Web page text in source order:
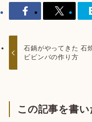
石鍋がやってきた 石
ビビンバの作り方
この記事を書い